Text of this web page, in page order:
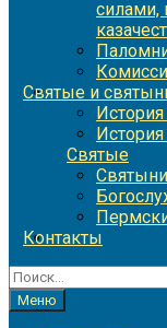
силами,
Святые и
Святые
Святыни
Контакты
Найти:
Меню